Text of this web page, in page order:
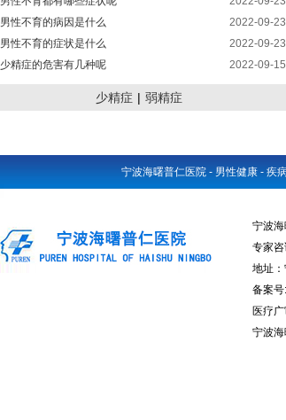
2022-09-23
男性不育的病因是什么
2022-09-23
男性不育的症状是什么
2022-09-15
少精症的危害有几种呢
少精症 | 弱精症
宁波海曙普仁医院 - 男性健康 - 疾
宁波
专家
地址
备案
医疗
宁波